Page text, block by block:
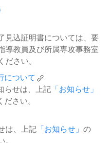
学定期券購入について
度ワシントン大学工学部
屋大学工学部部局間協定大
の短期派遣留学（学部学
集について（通知）
の在学期間延長者の学生
険の更新について
年度春学期履修手続き
応急採用】等の取扱いにつ
8月6日からの低気圧と前
る大雨に伴う災害にかかる
助法適用地域の世帯の学生
する給付奨学金【家計急変
および貸与奨学金【緊急採
急採用】等の取扱いについ
度前期分授業料免除申請
見込証明書については、要
導教員及び所属専攻事務室
さい。
について
らせは、上記 「お知らせ」
さい。
は、上記 「お知らせ」 の